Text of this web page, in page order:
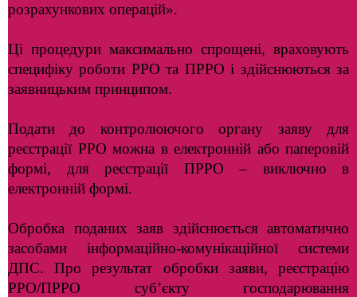
розрахункових операцій».
Ці процедури максимально спрощені, враховують
специфіку роботи РРО та ПРРО і здійснюються за
заявницьким принципом.
Подати до контролюючого органу заяву для
реєстрації РРО можна в електронній або паперовій
формі, для реєстрації ПРРО – виключно в
електронній формі.
Обробка поданих заяв здійснюється автоматично
засобами інформаційно-комунікаційної системи
ДПС. Про результат обробки заяви, реєстрацію
РРО/ПРРО суб’єкту господарювання